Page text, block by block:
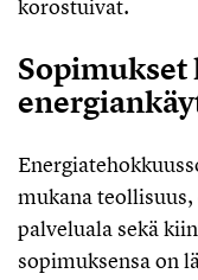
korostuivat.
Sopimukset
mukana
palveluala sekä
sopimuksensa on